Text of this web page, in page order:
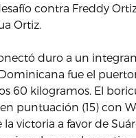
contra Freddy
Ortiz.
duro a un
fue el
60 kilogramos. El
puntuación (15) con
la victoria a favor de